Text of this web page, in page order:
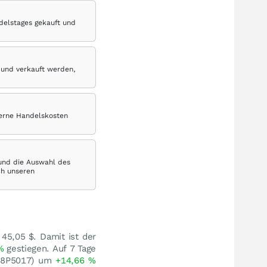
gekauft und
verkauft werden,
Handelskosten
die Auswahl des
unseren
$. Damit ist der
gestiegen. Auf 7 Tage
um +14,66%